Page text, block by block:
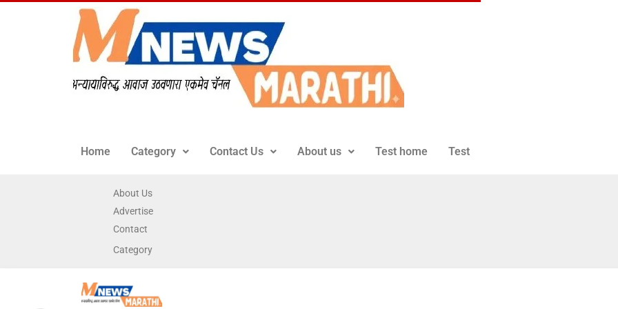
Home Category Contact Us About us Test home Test
About Us
Advertise
Contact
Category